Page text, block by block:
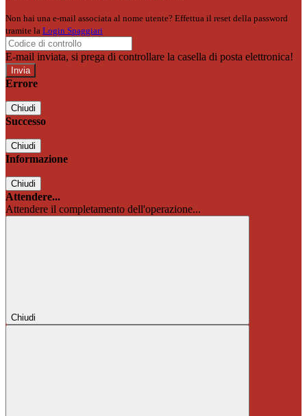
Non hai una e-mail associata al nome utente? Effettua il reset della password
tramite la Login Spaggiari
E-mail inviata, si prega di controllare la casella di posta elettronica!
Errore
Chiudi
Successo
Chiudi
Informazione
Chiudi
Attendere...
Attendere il completamento dell'operazione...
Chiudi